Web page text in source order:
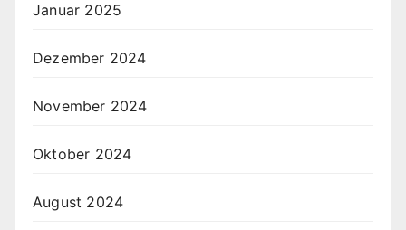
Januar 2025
Dezember 2024
November 2024
Oktober 2024
August 2024